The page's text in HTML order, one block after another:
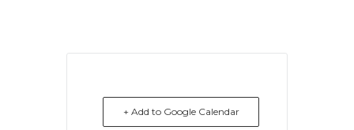
+ Add to Google Calendar